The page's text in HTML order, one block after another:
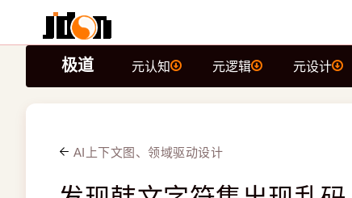
极道 元认知 元逻辑 元设计
AI上下文图、领域驱动设计